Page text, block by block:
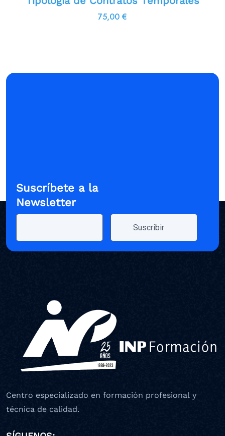
75,00 €
Suscríbete a la
Newsletter
Centro especializado en formación profesional y
técnica de calidad.